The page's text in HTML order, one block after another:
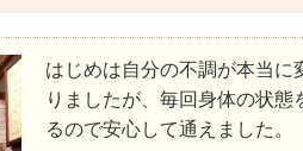
はじめは自分の不調が本当に
りましたが、毎回身体の状態
るので安心して通えました。